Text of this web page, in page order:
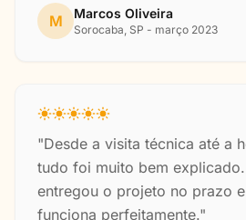
M Marcos Oliveira
Sorocaba, SP - março 2023
"Desde a visita técnica até a
tudo foi muito bem
entregou o projeto no prazo
funciona perfeitamente."